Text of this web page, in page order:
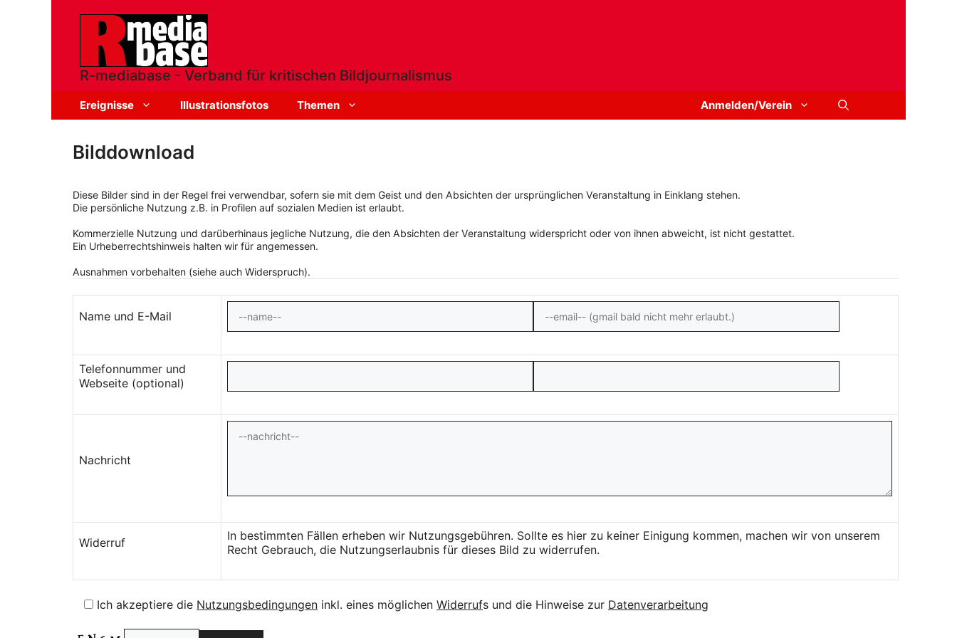
R-mediabase - Verband für kritischen Bildjournalismus
Ereignisse Illustrationsfotos Themen Anmelden/Verein
Bilddownload
Diese Bilder sind in der Regel frei verwendbar, sofern sie mit dem Geist und den Absichten der ursprünglichen Veranstaltung in Einklang stehen.
Die persönliche Nutzung z.B. in Profilen auf sozialen Medien ist erlaubt.
Kommerzielle Nutzung und darüberhinaus jegliche Nutzung, die den Absichten der Veranstaltung widerspricht oder von ihnen abweicht, ist nicht gestattet.
Ein Urheberrechtshinweis halten wir für angemessen.
Ausnahmen vorbehalten (siehe auch Widerspruch).
Name und E-Mail
Telefonnummer und
Webseite (optional)
Nachricht
Widerruf
In bestimmten Fällen erheben wir Nutzungsgebühren. Sollte es hier zu keiner Einigung kommen, machen wir von unserem
Recht Gebrauch, die Nutzungserlaubnis für dieses Bild zu widerrufen.
Ich akzeptiere die Nutzungsbedingungen inkl. eines möglichen Widerrufs und die Hinweise zur Datenverarbeitung